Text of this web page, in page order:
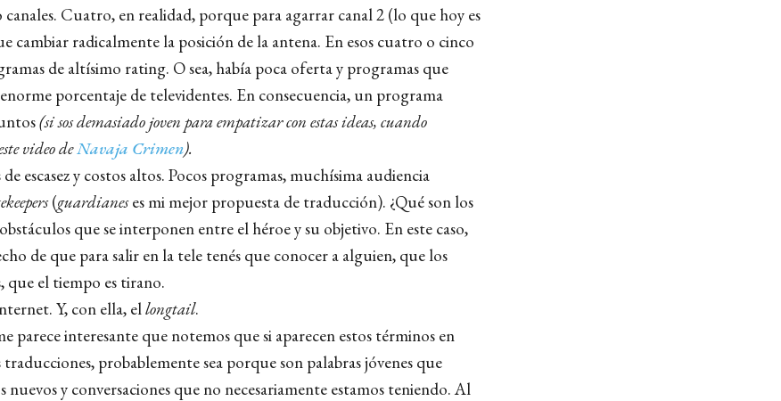
Cuatro, en realidad, porque para agarrar canal 2 (lo que hoy es
cambiar radicalmente la posición de la antena. En esos cuatro o cinco
de altísimo rating. O sea, había poca oferta y programas que
porcentaje de televidentes. En consecuencia, un programa
(si sos demasiado joven para empatizar con estas ideas, cuando
video deNavaja Crimen).
escasez y costos altos. Pocos programas, muchísima audiencia
(guardianeses mi mejor propuesta de traducción). ¿Qué son los
que se interponen entre el héroe y su objetivo. En este caso,
de que para salir en la tele tenés que conocer a alguien, que los
que el tiempo es tirano.
Y, con ella, ellongtail.
parece interesante que notemos que si aparecen estos términos en
probablemente sea porque son palabras jóvenes que
nuevos y conversaciones que no necesariamente estamos teniendo. Al